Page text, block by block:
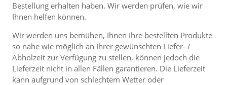
Bestellung erhalten haben. Wir werden prüfen, wie wir
Ihnen helfen können.
Wir werden uns bemühen, Ihnen Ihre bestellten Produkte
so nahe wie möglich an Ihrer gewünschten Liefer- /
Abholzeit zur Verfügung zu stellen, können jedoch die
Lieferzeit nicht in allen Fällen garantieren. Die Lieferzeit
kann aufgrund von schlechtem Wetter oder